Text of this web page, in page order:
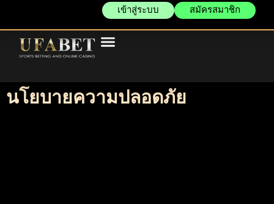
สมัครสมาชิก
เข้าสู่ระบบ
นโยบายความปลอดภัย